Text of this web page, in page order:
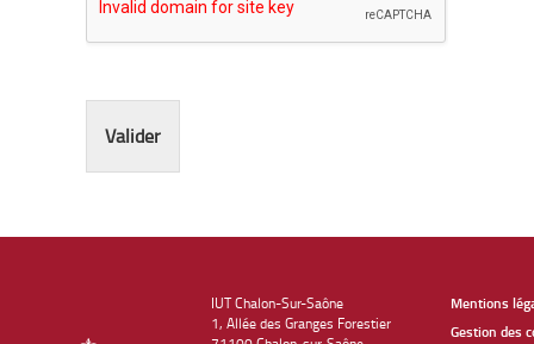
Valider
IUT Chalon-Sur-Saône
1, Allée des Granges Forestier
Mentions
Gestion des